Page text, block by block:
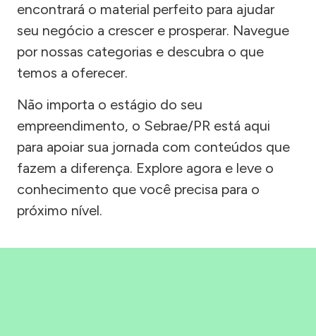
encontrará o material perfeito para ajudar
seu negócio a crescer e prosperar. Navegue
por nossas categorias e descubra o que
temos a oferecer.
Não importa o estágio do seu
empreendimento, o Sebrae/PR está aqui
para apoiar sua jornada com conteúdos que
fazem a diferença. Explore agora e leve o
conhecimento que você precisa para o
próximo nível.